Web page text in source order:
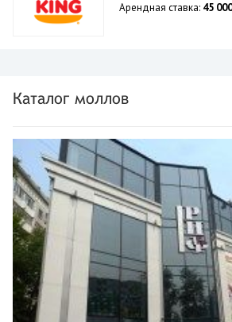
Арендная ставка: 45
Каталог моллов